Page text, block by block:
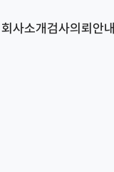
회사소개검사의뢰안내